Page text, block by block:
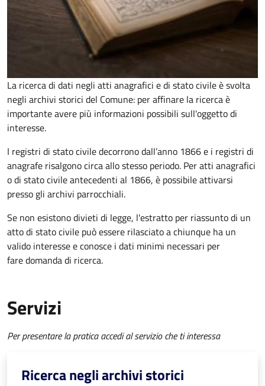
La ricerca di dati negli atti anagrafici e di stato civile è svolta
negli archivi storici del Comune: per affinare la ricerca è
importante avere più informazioni possibili sull'oggetto di
interesse.
I registri di stato civile decorrono dall’anno 1866 e i registri di
anagrafe risalgono circa allo stesso periodo. Per atti anagrafici
o di stato civile antecedenti al 1866, è possibile attivarsi
presso gli archivi parrocchiali.
Se non esistono divieti di legge, l'estratto per riassunto di un
atto di stato civile può essere rilasciato a chiunque ha un
valido interesse e conosce i dati minimi necessari per
fare domanda di ricerca.
Servizi
Per presentare la pratica accedi al servizio che ti interessa
Ricerca negli archivi storici